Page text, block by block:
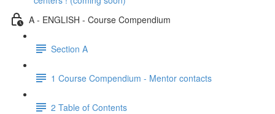
A - ENGLISH - Course Compendium
Section A
1 Course Compendium - Mentor contacts
2 Table of Contents